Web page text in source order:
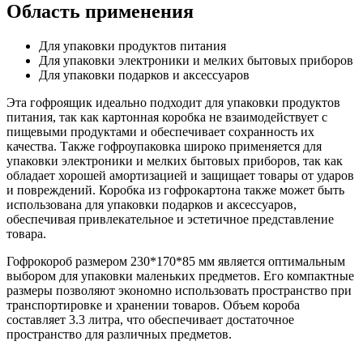
Область применения
Для упаковки продуктов питания
Для упаковки электроники и мелких бытовых приборов
Для упаковки подарков и аксессуаров
Эта гофроящик идеально подходит для упаковки продуктов
питания, так как картонная коробка не взаимодействует с
пищевыми продуктами и обеспечивает сохранность их
качества. Также гофроупаковка широко применяется для
упаковки электроники и мелких бытовых приборов, так как
обладает хорошей амортизацией и защищает товары от ударов
и повреждений. Коробка из гофрокартона также может быть
использована для упаковки подарков и аксессуаров,
обеспечивая привлекательное и эстетичное представление
товара.
Гофрокороб размером 230*170*85 мм является оптимальным
выбором для упаковки маленьких предметов. Его компактные
размеры позволяют экономно использовать пространство при
транспортировке и хранении товаров. Объем короба
составляет 3.3 литра, что обеспечивает достаточное
пространство для различных предметов.